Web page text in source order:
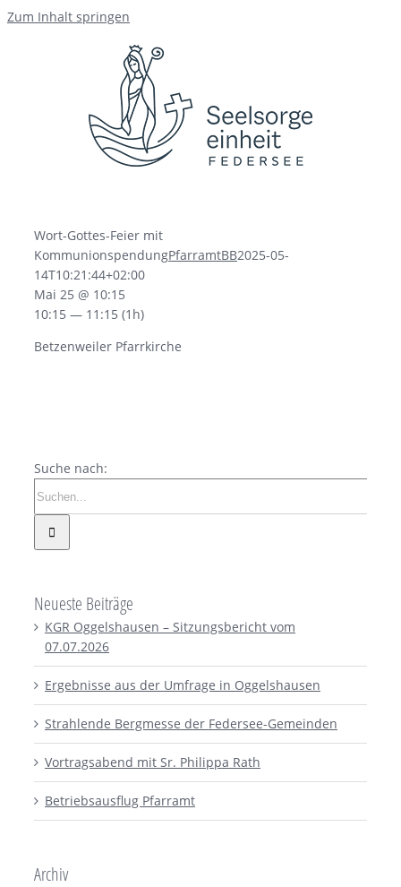
Zum Inhalt springen
Wort-Gottes-Feier mit
KommunionspendungPfarramtBB2025-05-
14T10:21:44+02:00
Mai 25 @ 10:15
10:15 — 11:15 (1h)
Betzenweiler Pfarrkirche
Suche nach:
Neueste Beiträge
KGR Oggelshausen – Sitzungsbericht vom
07.07.2026
Ergebnisse aus der Umfrage in Oggelshausen
Strahlende Bergmesse der Federsee-Gemeinden
Vortragsabend mit Sr. Philippa Rath
Betriebsausflug Pfarramt
Archiv